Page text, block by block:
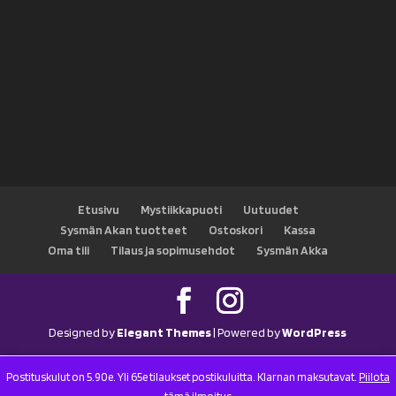
Postituskulut on 5.90e. Yli 65e tilaukset postikuluitta. Klarnan maksutavat. Piilota
Etusivu Mystiikkapuoti
Uutuudet
Sysmän Akan tuotteet
Ostoskori
Kassa
Oma tili
Tilaus ja sopimusehdot Sysmän Akka
Designed byElegant Themes| Powered byWordPress